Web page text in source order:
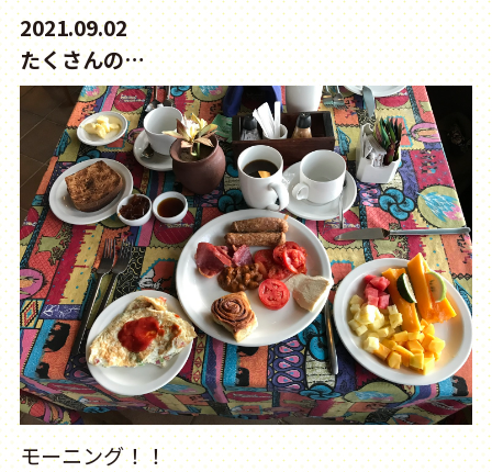
2021.09.02
たくさんの…
モーニング！！